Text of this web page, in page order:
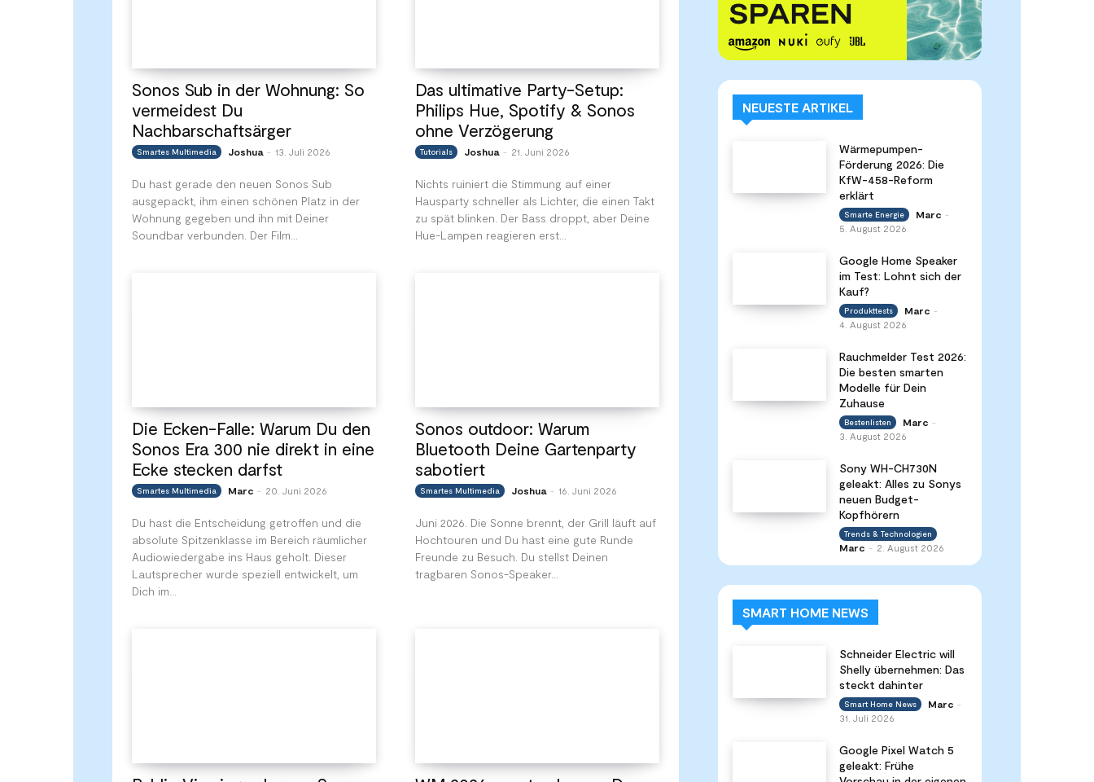
Sonos Sub in der Wohnung: So
vermeidest Du
Nachbarschaftsärger
Smartes Multimedia Joshua - 13. Juli 2026
Du hast gerade den neuen Sonos Sub
ausgepackt, ihm einen schönen Platz in der
Wohnung gegeben und ihn mit Deiner
Soundbar verbunden. Der Film...
Das ultimative Party-Setup:
Philips Hue, Spotify & Sonos
ohne Verzögerung
Tutorials Joshua - 21. Juni 2026
Nichts ruiniert die Stimmung auf einer
Hausparty schneller als Lichter, die einen Takt
zu spät blinken. Der Bass droppt, aber Deine
Hue-Lampen reagieren erst...
Die Ecken-Falle: Warum Du den
Sonos Era 300 nie direkt in eine
Ecke stecken darfst
Smartes Multimedia Marc - 20. Juni 2026
Du hast die Entscheidung getroffen und die
absolute Spitzenklasse im Bereich räumlicher
Audiowiedergabe ins Haus geholt. Dieser
Lautsprecher wurde speziell entwickelt, um
Dich im...
Sonos outdoor: Warum
Bluetooth Deine Gartenparty
sabotiert
Smartes Multimedia Joshua - 16. Juni 2026
Juni 2026. Die Sonne brennt, der Grill läuft auf
Hochtouren und Du hast eine gute Runde
Freunde zu Besuch. Du stellst Deinen
tragbaren Sonos-Speaker...
NEUESTE ARTIKEL
Wärmepumpen-
Förderung 2026: Die
KfW-458-Reform
erklärt
Smarte Energie Marc -
5. August 2026
Google Home Speaker
im Test: Lohnt sich der
Kauf?
Produkttests Marc -
4. August 2026
Rauchmelder Test 2026:
Die besten smarten
Modelle für Dein
Zuhause
Bestenlisten Marc -
3. August 2026
Sony WH-CH730N
geleakt: Alles zu Sonys
neuen Budget-
Kopfhörern
Trends & Technologien
Marc - 2. August 2026
SMART HOME NEWS
Schneider Electric will
Shelly übernehmen: Das
steckt dahinter
Smart Home News Marc -
31. Juli 2026
Google Pixel Watch 5
geleakt: Frühe